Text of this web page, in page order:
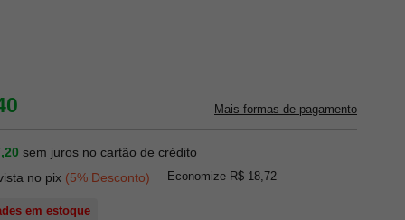
Mais formas de pagamento
sem juros no cartão de crédito
no pix (5% Desconto) Economize R$ 18,72
em estoque